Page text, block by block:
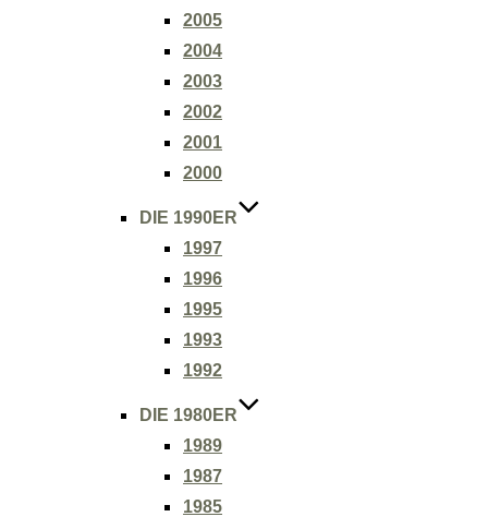
2005
2004
2003
2002
2001
2000
DIE 1990ER
1997
1996
1995
1993
1992
DIE 1980ER
1989
1987
1985